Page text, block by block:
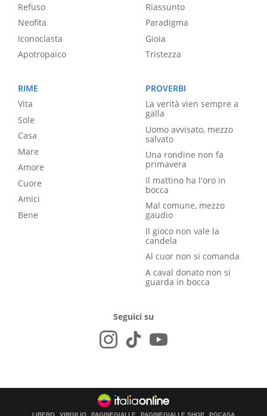
Refuso
Neofita
Iconoclasta
Apotropaico
Riassunto
Paradigma
Gioia
Tristezza
RIME
Vita
Sole
Casa
Mare
Amore
Cuore
Amici
Bene
PROVERBI
La verità vien sempre a
galla
Uomo avvisato, mezzo
salvato
Una rondine non fa
primavera
Il mattino ha l'oro in
bocca
Mal comune, mezzo
gaudio
Il gioco non vale la
candela
Al cuor non si comanda
A caval donato non si
guarda in bocca
Seguici su